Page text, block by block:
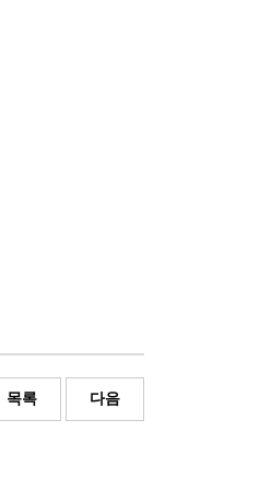
목록 다음